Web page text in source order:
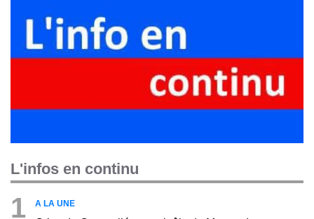
L'infos en continu
1 A LA UNE